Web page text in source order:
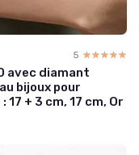
5 ☆☆☆☆☆
★★★★★
avec diamant
bijoux pour
+ 3 cm, 17 cm, Or